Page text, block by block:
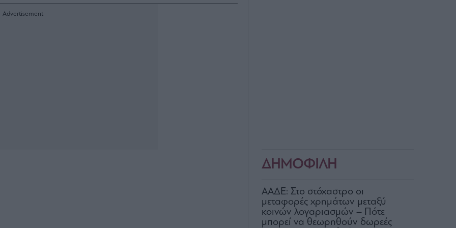
ΔΗΜΟΦΙΛΗ
ΑΑΔΕ: Στο στόχαστρο οι
μεταφορές χρημάτων μεταξύ
κοινών λογαριασμών – Πότε
μπορεί να θεωρηθούν δωρεές